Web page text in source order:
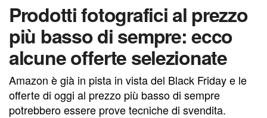
Prodotti fotografici al prezzo
più basso di sempre: ecco
alcune offerte selezionate
Amazon è già in pista in vista del Black Friday e le
offerte di oggi al prezzo più basso di sempre
potrebbero essere prove tecniche di svendita.